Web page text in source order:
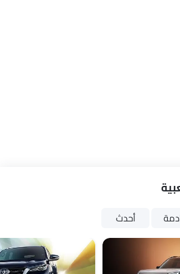
الراكب
أحدث